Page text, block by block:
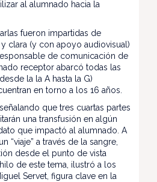
al alumnado hacia la
fueron impartidas de
clara (y con apoyo audiovisual)
de comunicación de
receptor abarcó todas las
la la A hasta la G)
en torno a los 16 años.
que tres cuartas partes
una transfusión en algún
que impactó al alumnado. A
“viaje” a través de la sangre,
desde el punto de vista
de este tema, ilustró a los
Servet, figura clave en la